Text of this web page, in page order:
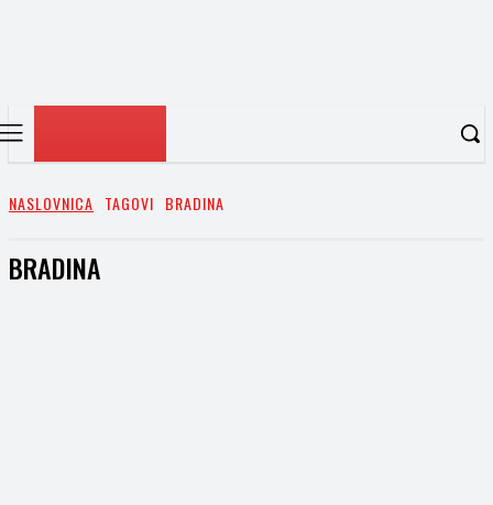
NASLOVNICA TAGOVI BRADINA
BRADINA